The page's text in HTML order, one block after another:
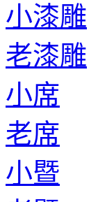
小漆雕
老漆雕
小席
老席
小暨